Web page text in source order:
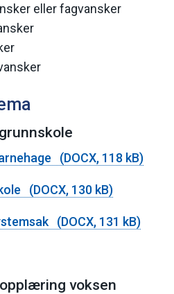
eller fagvansker
(DOCX, 118 kB)
(DOCX, 130 kB)
(DOCX, 131 kB)
voksen